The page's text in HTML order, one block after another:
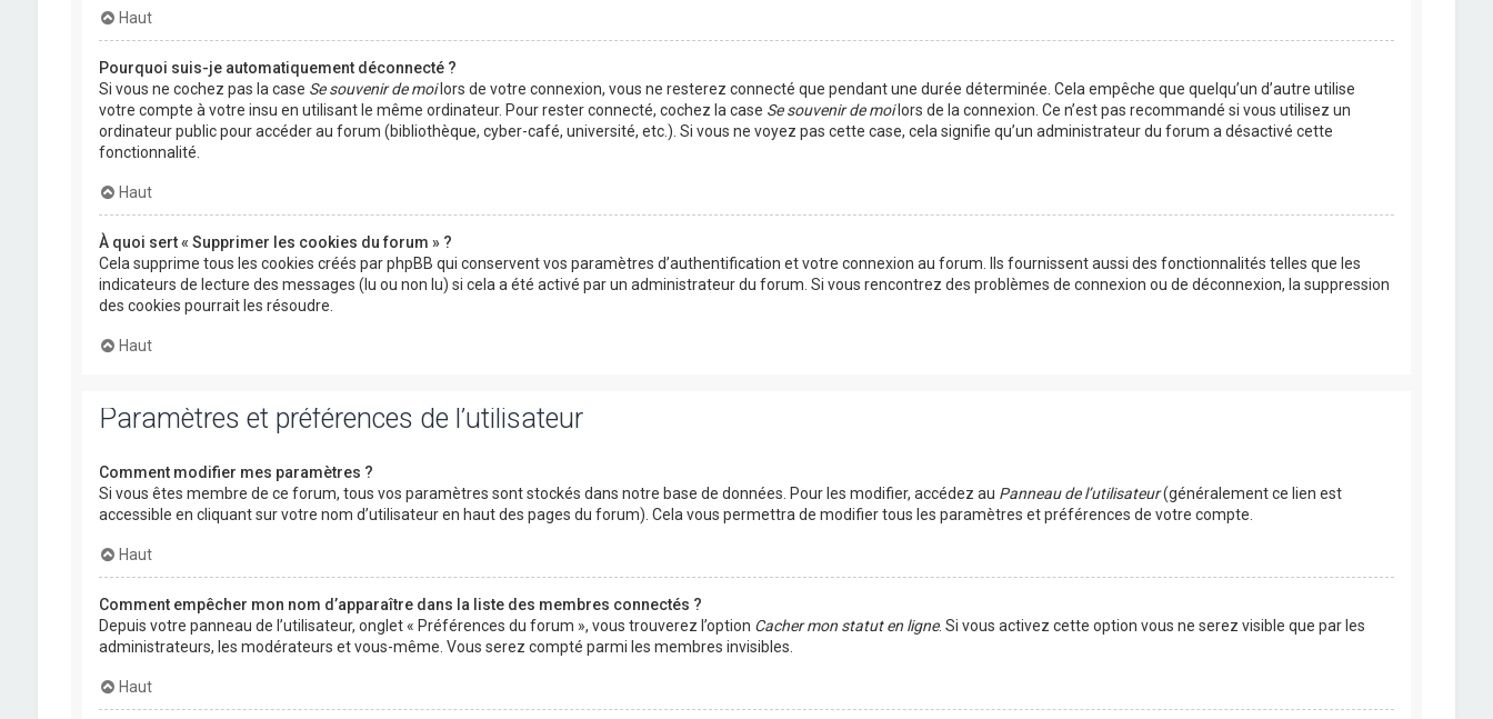
Haut
Pourquoi suis-je automatiquement déconnecté ?
Si vous ne cochez pas la case Se souvenir de moilors de votre connexion, vous ne resterez connecté que pendant une durée déterminée. Cela empêche que quelqu’un d’autre utilise
votre compte à votre insu en utilisant le même ordinateur. Pour rester connecté, cochez la case Se souvenir de moilors de la connexion. Ce n’est pas recommandé si vous utilisez un
ordinateur public pour accéder au forum (bibliothèque, cyber-café, université, etc.). Si vous ne voyez pas cette case, cela signifie qu’un administrateur du forum a désactivé cette
fonctionnalité.
Haut
À quoi sert « Supprimer les cookies du forum » ?
Cela supprime tous les cookies créés par phpBB qui conservent vos paramètres d’authentification et votre connexion au forum. Ils fournissent aussi des fonctionnalités telles que les
indicateurs de lecture des messages (lu ou non lu) si cela a été activé par un administrateur du forum. Si vous rencontrez des problèmes de connexion ou de déconnexion, la suppression
des cookies pourrait les résoudre.
Haut
Paramètres et préférences de l’utilisateur
Comment modifier mes paramètres ?
Si vous êtes membre de ce forum, tous vos paramètres sont stockés dans notre base de données. Pour les modifier, accédez au Panneau de l’utilisateur(généralement ce lien est
accessible en cliquant sur votre nom d’utilisateur en haut des pages du forum). Cela vous permettra de modifier tous les paramètres et préférences de votre compte.
Haut
Comment empêcher mon nom d’apparaître dans la liste des membres connectés ?
Depuis votre panneau de l’utilisateur, onglet « Préférences du forum », vous trouverez l’option Cacher mon statut en ligne. Si vous activez cette option vous ne serez visible que par les
administrateurs, les modérateurs et vous-même. Vous serez compté parmi les membres invisibles.
Haut